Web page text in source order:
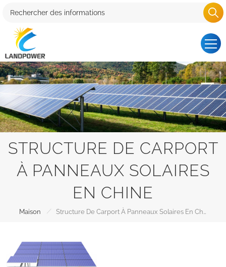
STRUCTURE DE CARPORT
À PANNEAUX SOLAIRES
EN CHINE
Maison /